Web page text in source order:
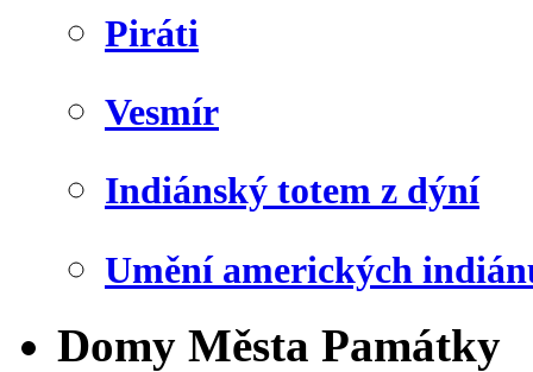
Piráti
Vesmír
Indiánský totem z dýní
Umění amerických
Domy Města Památky